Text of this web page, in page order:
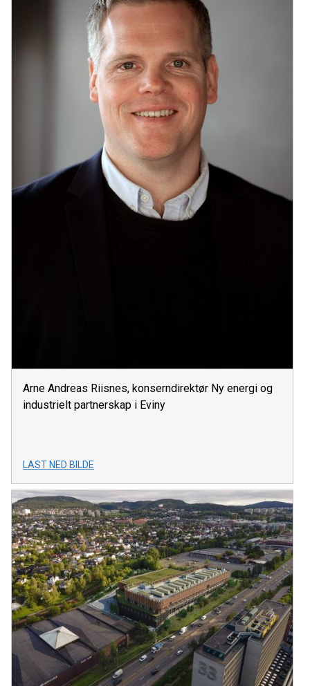
Arne Andreas Riisnes, konserndirektør Ny energi og
industrielt partnerskap i Eviny
LAST NED BILDE